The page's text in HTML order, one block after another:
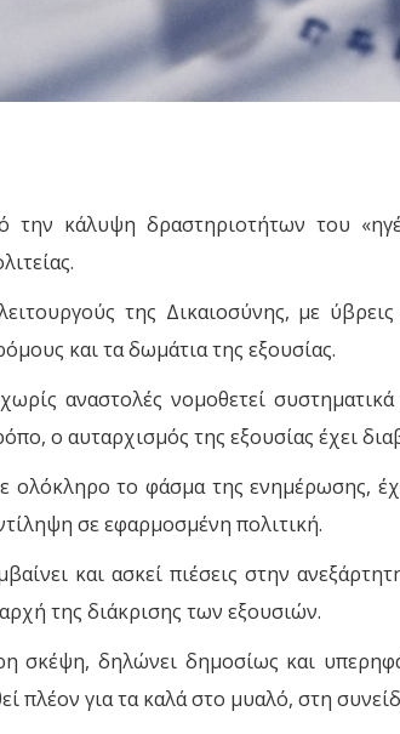
την κάλυψη δραστηριοτήτων του
της Δικαιοσύνης, με
και τα δωμάτια της εξουσίας.
αναστολές νομοθετεί
ο αυταρχισμός της εξουσίας έχει
το φάσμα της ενημέρωσης,
σε εφαρμοσμένη πολιτική.
και ασκεί πιέσεις στην
της διάκρισης των εξουσιών.
σκέψη, δηλώνει δημοσίως και
πλέον για τα καλά στο μυαλό, στη